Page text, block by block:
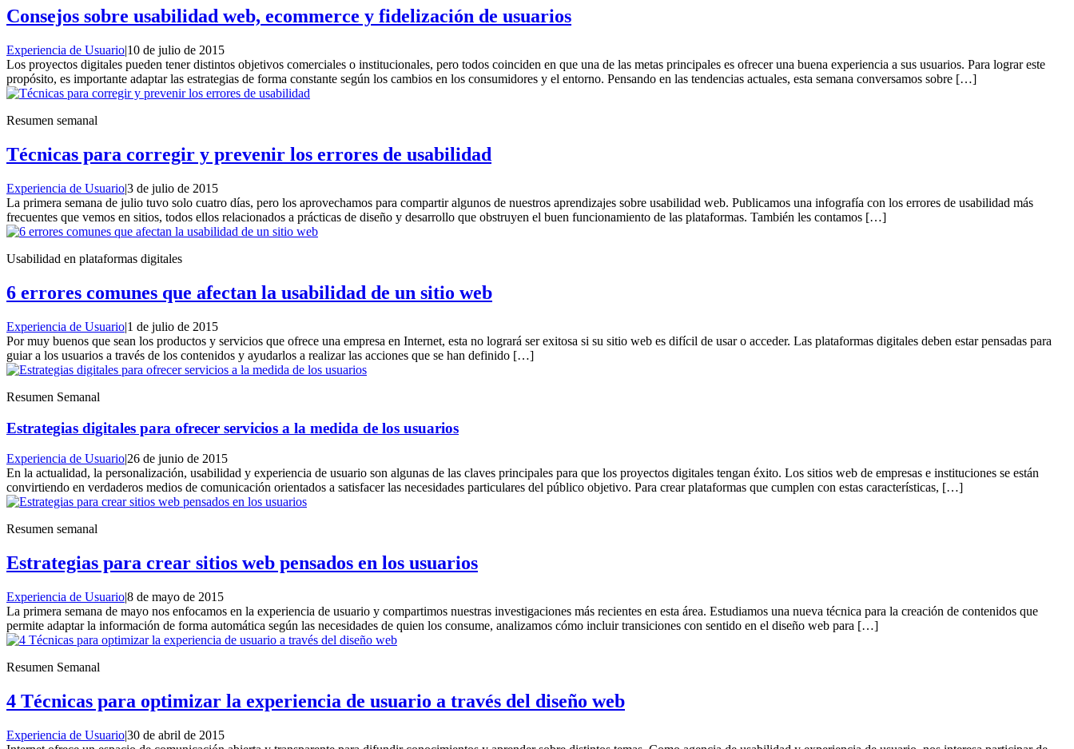
Consejos sobre usabilidad web, ecommerce y fidelización de usuarios
Experiencia de Usuario|10 de julio de 2015
Los proyectos digitales pueden tener distintos objetivos comerciales o institucionales, pero todos coinciden en que una de las metas principales es ofrecer una buena experiencia a sus usuarios. Para lograr este
propósito, es importante adaptar las estrategias de forma constante según los cambios en los consumidores y el entorno. Pensando en las tendencias actuales, esta semana conversamos sobre […]
Resumen semanal
Técnicas para corregir y prevenir los errores de usabilidad
Experiencia de Usuario|3 de julio de 2015
La primera semana de julio tuvo solo cuatro días, pero los aprovechamos para compartir algunos de nuestros aprendizajes sobre usabilidad web. Publicamos una infografía con los errores de usabilidad más
frecuentes que vemos en sitios, todos ellos relacionados a prácticas de diseño y desarrollo que obstruyen el buen funcionamiento de las plataformas. También les contamos […]
Usabilidad en plataformas digitales
6 errores comunes que afectan la usabilidad de un sitio web
Experiencia de Usuario|1 de julio de 2015
Por muy buenos que sean los productos y servicios que ofrece una empresa en Internet, esta no logrará ser exitosa si su sitio web es difícil de usar o acceder. Las plataformas digitales deben estar pensadas para
guiar a los usuarios a través de los contenidos y ayudarlos a realizar las acciones que se han definido […]
Resumen Semanal
Estrategias digitales para ofrecer servicios a la medida de los usuarios
Experiencia de Usuario|26 de junio de 2015
En la actualidad, la personalización, usabilidad y experiencia de usuario son algunas de las claves principales para que los proyectos digitales tengan éxito. Los sitios web de empresas e instituciones se están
convirtiendo en verdaderos medios de comunicación orientados a satisfacer las necesidades particulares del público objetivo. Para crear plataformas que cumplen con estas características, […]
Resumen semanal
Estrategias para crear sitios web pensados en los usuarios
Experiencia de Usuario|8 de mayo de 2015
La primera semana de mayo nos enfocamos en la experiencia de usuario y compartimos nuestras investigaciones más recientes en esta área. Estudiamos una nueva técnica para la creación de contenidos que
permite adaptar la información de forma automática según las necesidades de quien los consume, analizamos cómo incluir transiciones con sentido en el diseño web para […]
Resumen Semanal
4 Técnicas para optimizar la experiencia de usuario a través del diseño web
Experiencia de Usuario|30 de abril de 2015